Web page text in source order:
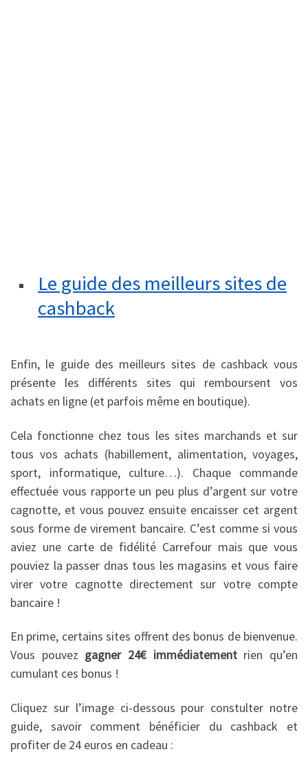
Le guide des meilleurs sites de
cashback
Enfin, le guide des meilleurs sites de cashback vous
présente les différents sites qui remboursent vos
achats en ligne (et parfois même en boutique).
Cela fonctionne chez tous les sites marchands et sur
tous vos achats (habillement, alimentation, voyages,
sport, informatique, culture…). Chaque commande
effectuée vous rapporte un peu plus d’argent sur votre
cagnotte, et vous pouvez ensuite encaisser cet argent
sous forme de virement bancaire. C’est comme si vous
aviez une carte de fidélité Carrefour mais que vous
pouviez la passer dnas tous les magasins et vous faire
virer votre cagnotte directement sur votre compte
bancaire !
En prime, certains sites offrent des bonus de bienvenue.
Vous pouvez gagner 24€ immédiatementrien qu’en
cumulant ces bonus !
Cliquez sur l’image ci-dessous pour constulter notre
guide, savoir comment bénéficier du cashback et
profiter de 24 euros en cadeau :